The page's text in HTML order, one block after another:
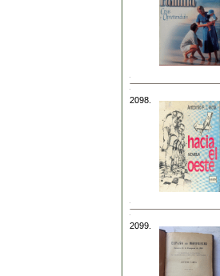
2098.
2099.